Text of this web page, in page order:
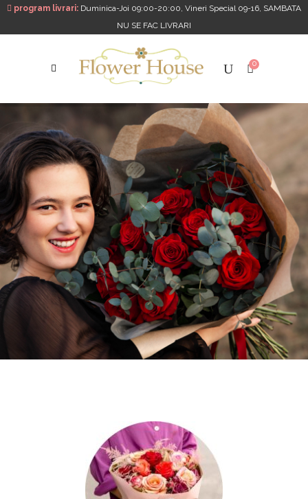
program livrari: Duminica-Joi 09:00-20:00, Vineri Special 09-16, SAMBATA
NU SE FAC LIVRARI
0
Nu mai primim comenzi pentru data de 14
Mulțumim pentru înțelegere.